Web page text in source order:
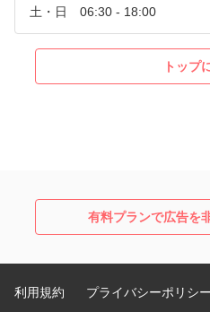
トップ
有料プランで広告を
利用規約 プライバシーポリシー